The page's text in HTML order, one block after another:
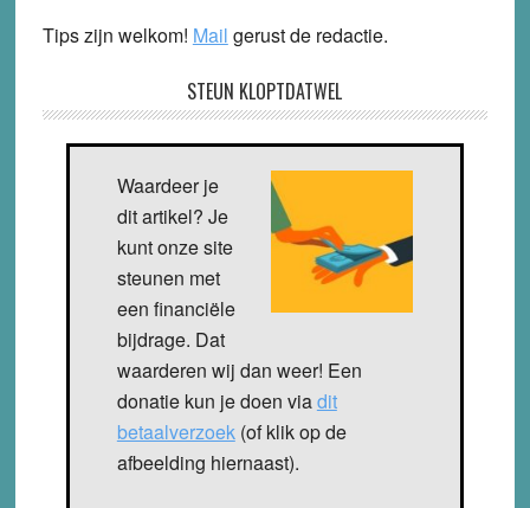
Tips zijn welkom! Mail gerust de redactie.
STEUN KLOPTDATWEL
Waardeer je
dit artikel? Je
kunt onze site
steunen met
een financiële
bijdrage. Dat
waarderen wij dan weer! Een
donatie kun je doen viadit
betaalverzoek(of klik op de
afbeelding hiernaast).